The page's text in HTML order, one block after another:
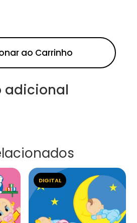
ao Carrinho
adicional
DIGITAL